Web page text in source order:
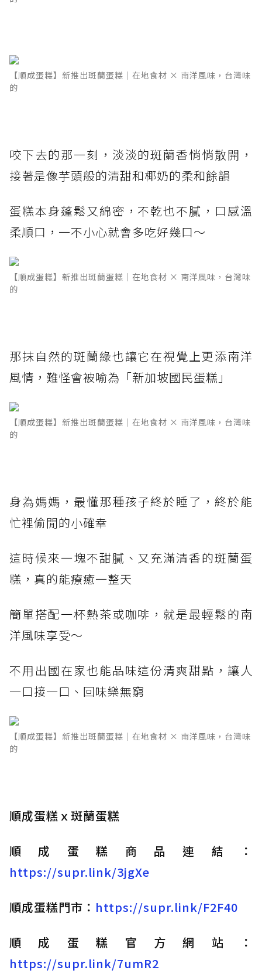
【順成蛋糕】新推出斑蘭蛋糕｜在地食材 × 南洋風味，台灣味
的
咬下去的那一刻，淡淡的斑蘭香悄悄散開，
接著是像芋頭般的清甜和椰奶的柔和餘韻
蛋糕本身蓬鬆又綿密，不乾也不膩，口感溫
柔順口，一不小心就會多吃好幾口～
【順成蛋糕】新推出斑蘭蛋糕｜在地食材 × 南洋風味，台灣味
的
那抹自然的斑蘭綠也讓它在視覺上更添南洋
風情，難怪會被喻為「新加坡國民蛋糕」
【順成蛋糕】新推出斑蘭蛋糕｜在地食材 × 南洋風味，台灣味
的
身為媽媽，最懂那種孩子終於睡了，終於能
忙裡偷閒的小確幸
這時候來一塊不甜膩、又充滿清香的斑蘭蛋
糕，真的能療癒一整天
簡單搭配一杯熱茶或咖啡，就是最輕鬆的南
洋風味享受～
不用出國在家也能品味這份清爽甜點，讓人
一口接一口、回味樂無窮
【順成蛋糕】新推出斑蘭蛋糕｜在地食材 × 南洋風味，台灣味
的
順成蛋糕ｘ斑蘭蛋糕
順成蛋糕商品連結：
https://supr.link/3jgXe
順成蛋糕門市： https://supr.link/F2F40
順成蛋糕官方網站：
https://supr.link/7umR2